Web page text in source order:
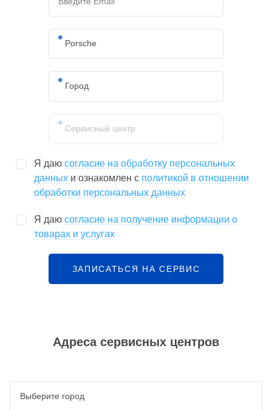
Я даю согласие на обработку персональных
данных и ознакомлен с политикой в отношении
обработки персональных данных
Я даю согласие на получение информации о
товарах и услугах
ЗАПИСАТЬСЯ НА СЕРВИС
Адреса сервисных центров